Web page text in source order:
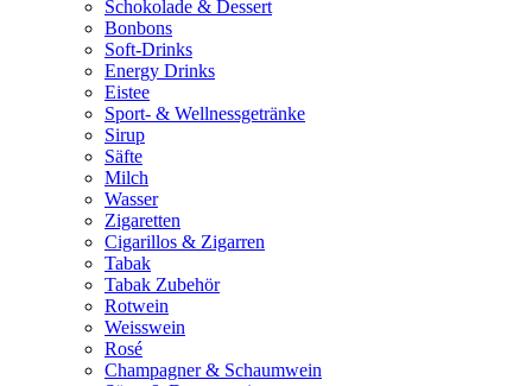
Schokolade & Dessert
Bonbons
Soft-Drinks
Energy Drinks
Eistee
Sport- & Wellnessgetränke
Sirup
Säfte
Milch
Wasser
Zigaretten
Cigarillos & Zigarren
Tabak
Tabak Zubehör
Rotwein
Weisswein
Rosé
Champagner & Schaumwein